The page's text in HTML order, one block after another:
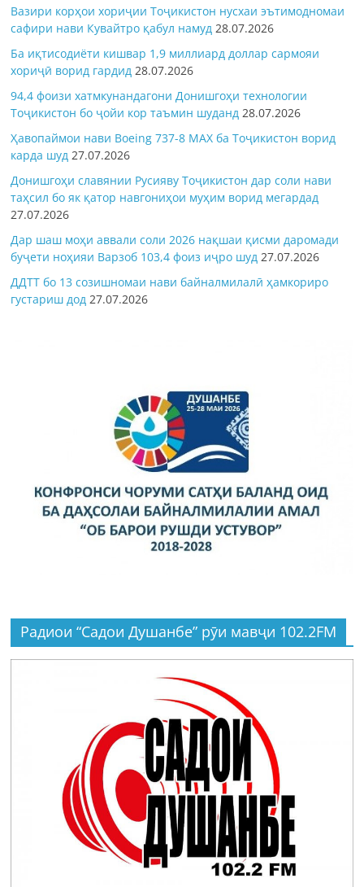
Вазири корҳои хориҷии Тоҷикистон нусхаи эътимодномаи
сафири нави Кувайтро қабул намуд 28.07.2026
Ба иқтисодиёти кишвар 1,9 миллиард доллар сармояи
хориҷӣ ворид гардид 28.07.2026
94,4 фоизи хатмкунандагони Донишгоҳи технологии
Тоҷикистон бо ҷойи кор таъмин шуданд 28.07.2026
Ҳавопаймои нави Boeing 737-8 MAX ба Тоҷикистон ворид
карда шуд 27.07.2026
Донишгоҳи славянии Русияву Тоҷикистон дар соли нави
таҳсил бо як қатор навгониҳои муҳим ворид мегардад
27.07.2026
Дар шаш моҳи аввали соли 2026 нақшаи қисми даромади
буҷети ноҳияи Варзоб 103,4 фоиз иҷро шуд 27.07.2026
ДДТТ бо 13 созишномаи нави байналмилалӣ ҳамкориро
густариш дод 27.07.2026
Радиои “Садои Душанбе” рӯи мавҷи 102.2FM